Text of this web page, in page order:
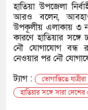
হাতিয়া উপজেলা
আরও বলেন,
উপকূলীয় এলাকায় ৩
কারণে হাতিয়ার
নৌ যোগাযোগ বন্ধ
নেওয়ার পর নৌ
ট্যাগ :
ভোগান্তিতে যাত্রীরা
হাতিয়ার সঙ্গে সারা